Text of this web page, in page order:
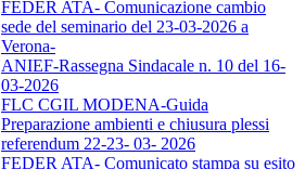
FEDER ATA- Comunicazione cambio
sede del seminario del 23-03-2026 a
Verona-
ANIEF-Rassegna Sindacale n. 10 del 16-
03-2026
FLC CGIL MODENA-Guida
Preparazione ambienti e chiusura plessi
referendum 22-23- 03- 2026
FEDER ATA- Comunicato stampa su esito